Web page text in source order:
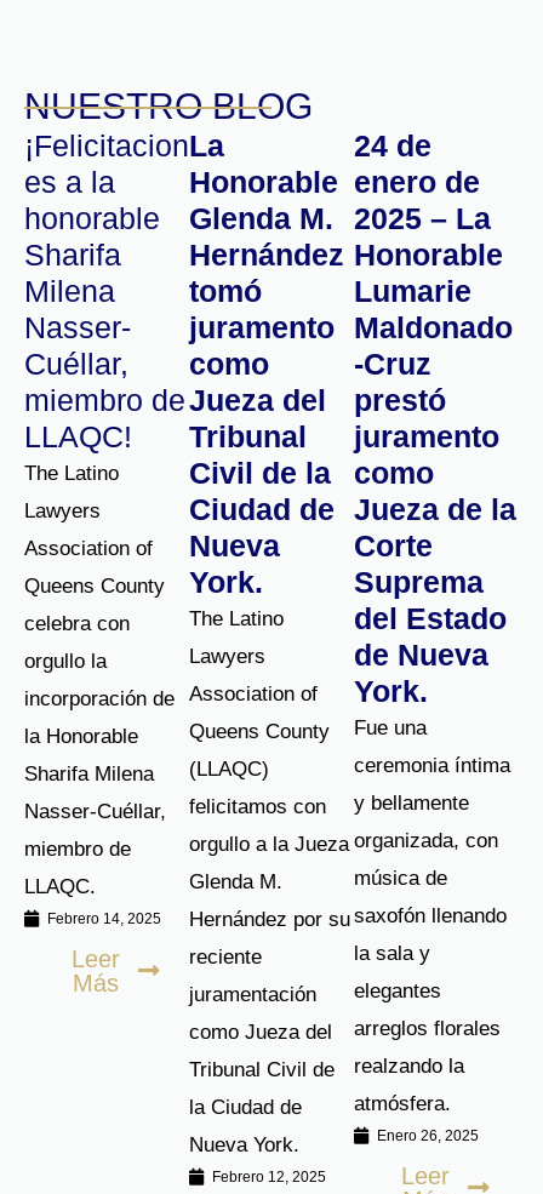
NUESTRO BLOG
¡Felicitacion
es a la
honorable
Sharifa
Milena
Nasser-
Cuéllar,
miembro de
LLAQC!
The Latino
Lawyers
Association of
Queens County
celebra con
orgullo la
incorporación de
la Honorable
Sharifa Milena
Nasser-Cuéllar,
miembro de
LLAQC.
Febrero 14, 2025
Leer
La
Honorable
Glenda M.
Hernández
tomó
juramento
como
Jueza del
Tribunal
Civil de la
Ciudad de
Nueva
York.
The Latino
Lawyers
Association of
Queens County
(LLAQC)
felicitamos con
orgullo a la Jueza
Glenda M.
Hernández por su
reciente
juramentación
como Jueza del
Tribunal Civil de
la Ciudad de
Nueva York.
24 de
enero de
2025 – La
Honorable
Lumarie
Maldonado
-Cruz
prestó
juramento
como
Jueza de la
Corte
Suprema
del Estado
de Nueva
York.
Fue una
ceremonia íntima
y bellamente
organizada, con
música de
saxofón llenando
la sala y
elegantes
arreglos florales
realzando la
atmósfera.
Enero 26, 2025